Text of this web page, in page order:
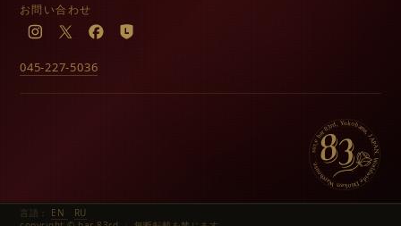
お問い合わせ
Instagram
X Facebook
LINE
045-227-5036
言語： EN · RU